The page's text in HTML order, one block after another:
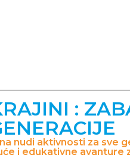
:
nudi aktivnosti za sve
i edukativne avanture